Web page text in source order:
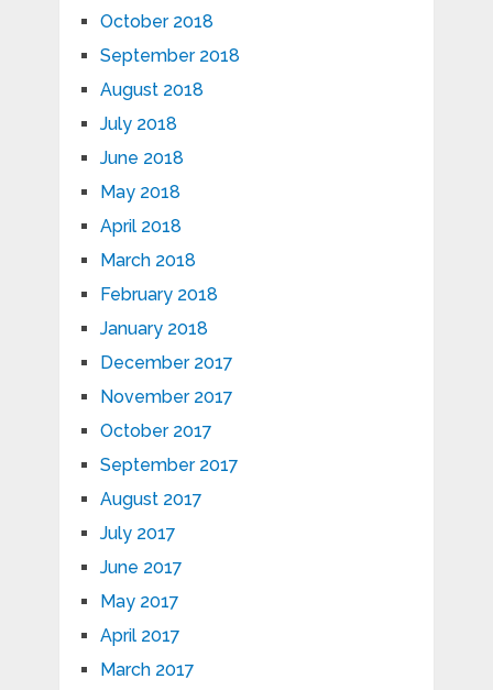
October 2018
September 2018
August 2018
July 2018
June 2018
May 2018
April 2018
March 2018
February 2018
January 2018
December 2017
November 2017
October 2017
September 2017
August 2017
July 2017
June 2017
May 2017
April 2017
March 2017